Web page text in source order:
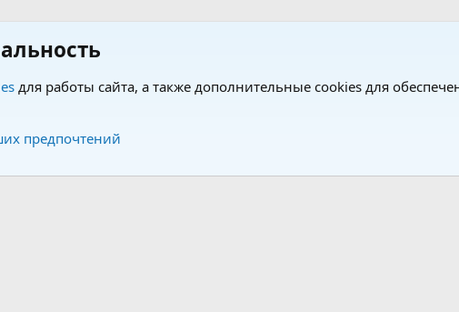
для работы сайта, а также дополнительные cookies для
предпочтений